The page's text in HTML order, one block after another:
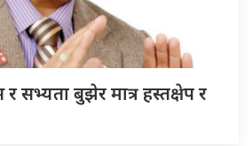
सभ्यता बुझेर मात्र हस्तक्षेप र